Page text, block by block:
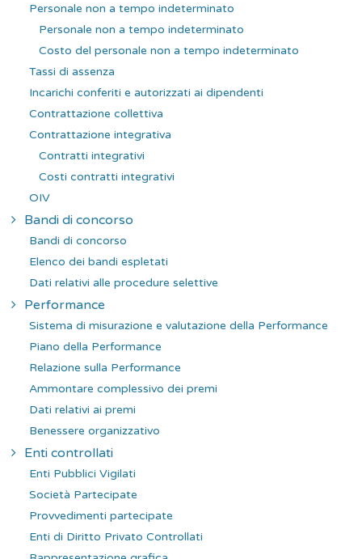
Personale non a tempo indeterminato
Personale non a tempo indeterminato
Costo del personale non a tempo indeterminato
Tassi di assenza
Incarichi conferiti e autorizzati ai dipendenti
Contrattazione collettiva
Contrattazione integrativa
Contratti integrativi
Costi contratti integrativi
OIV
Bandi di concorso
Bandi di concorso
Elenco dei bandi espletati
Dati relativi alle procedure selettive
Performance
Sistema di misurazione e valutazione della Performance
Piano della Performance
Relazione sulla Performance
Ammontare complessivo dei premi
Dati relativi ai premi
Benessere organizzativo
Enti controllati
Enti Pubblici Vigilati
Società Partecipate
Provvedimenti partecipate
Enti di Diritto Privato Controllati